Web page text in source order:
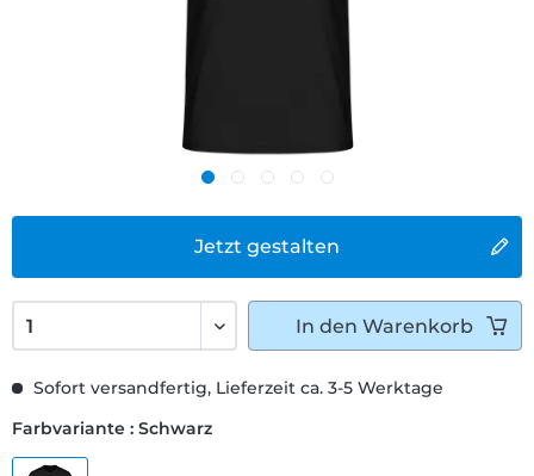
Jetzt gestalten
Sofort versandfertig, Lieferzeit ca. 3-5 Werktage
Farbvariante : Schwarz
In den Warenkorb